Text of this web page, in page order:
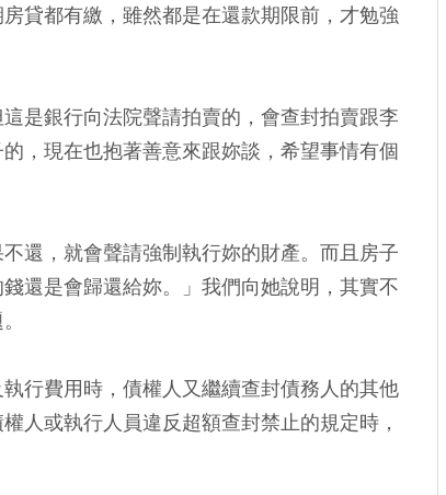
貸都有繳，雖然都是在還款期限前，才勉強
是銀行向法院聲請拍賣的，會查封拍賣跟李
，現在也抱著善意來跟妳談，希望事情有個
還，就會聲請強制執行妳的財產。而且房子
還是會歸還給妳。」我們向她說明，其實不
行費用時，債權人又繼續查封債務人的其他
人或執行人員違反超額查封禁止的規定時，